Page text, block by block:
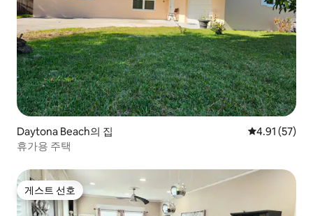
Daytona Beach의 집 평점 4.91점
4.91 (57)
휴가용 주택
게스트 선호
게스트 선호